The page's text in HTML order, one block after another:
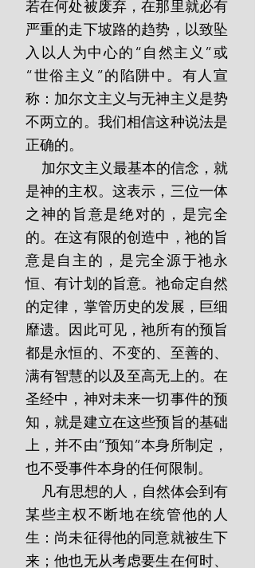
若在何处被废弃，在那里就必有
严重的走下坡路的趋势，以致坠
入以人为中心的“自然主义”或
“世俗主义”的陷阱中。有人宣
称：加尔文主义与无神主义是势
不两立的。我们相信这种说法是
正确的。
是神的主权。这表示，三位一体
之神的旨意是绝对的，是完全
的。在这有限的创造中，祂的旨
意是自主的，是完全源于祂永
恒、有计划的旨意。祂命定自然
的定律，掌管历史的发展，巨细
靡遗。因此可见，祂所有的预旨
都是永恒的、不变的、至善的、
满有智慧的以及至高无上的。在
圣经中，神对未来一切事件的预
知，就是建立在这些预旨的基础
上，并不由“预知”本身所制定，
也不受事件本身的任何限制。
某些主权不断地在统管他的人
生：尚未征得他的同意就被生下
来；他也无从考虑要生在何时、